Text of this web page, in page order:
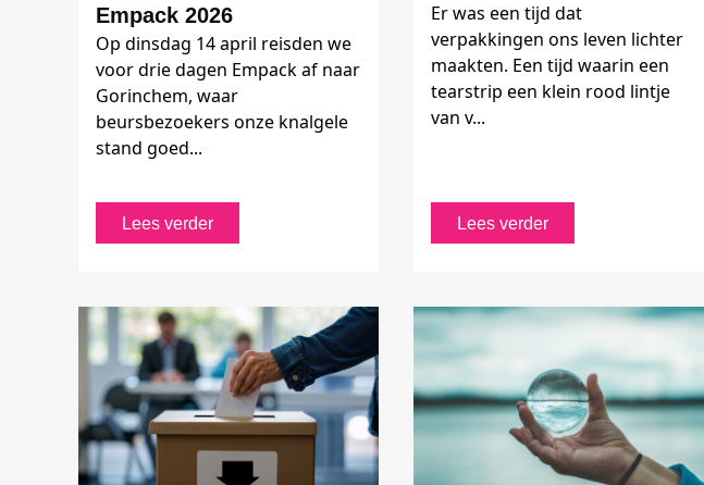
Empack 2026
Op dinsdag 14 april reisden we
voor drie dagen Empack af naar
Gorinchem, waar
beursbezoekers onze knalgele
stand goed...
Lees verder
Er was een tijd dat
verpakkingen ons leven lichter
maakten. Een tijd waarin een
tearstrip een klein rood lintje
van v...
Lees verder